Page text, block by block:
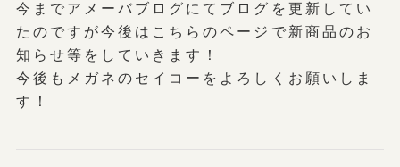
今までアメーバブログにてブログを更新してい
たのですが今後はこちらのページで新商品のお
知らせ等をしていきます！
今後もメガネのセイコーをよろしくお願いしま
す！